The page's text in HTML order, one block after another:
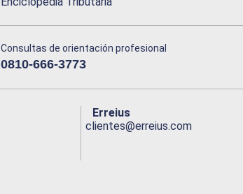
Consultas de orientación profesional
0810-666-3773
Erreius
clientes@erreius.com